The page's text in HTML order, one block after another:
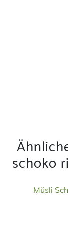
schoko
Müsli